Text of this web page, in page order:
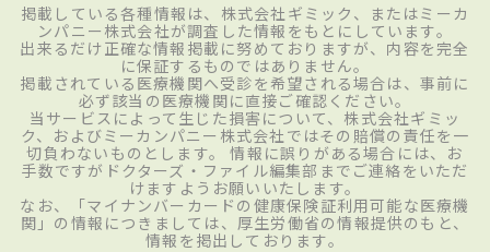
掲載している各種情報は、株式会社ギミック、またはミーカ
ンパニー株式会社が調査した情報をもとにしています。
出来るだけ正確な情報掲載に努めておりますが、内容を完全
に保証するものではありません。
掲載されている医療機関へ受診を希望される場合は、事前に
必ず該当の医療機関に直接ご確認ください。
当サービスによって生じた損害について、株式会社ギミッ
ク、およびミーカンパニー株式会社ではその賠償の責任を一
切負わないものとします。 情報に誤りがある場合には、お
手数ですがドクターズ・ファイル編集部までご連絡をいただ
けますようお願いいたします。
なお、「マイナンバーカードの健康保険証利用可能な医療機
関」の情報につきましては、厚生労働省の情報提供のもと、
情報を掲出しております。